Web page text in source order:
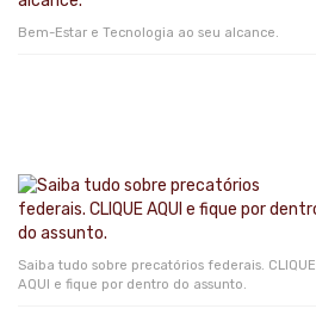
Bem-Estar e Tecnologia ao seu alcance.
Saiba tudo sobre precatórios federais. CLIQUE
AQUI e fique por dentro do assunto.